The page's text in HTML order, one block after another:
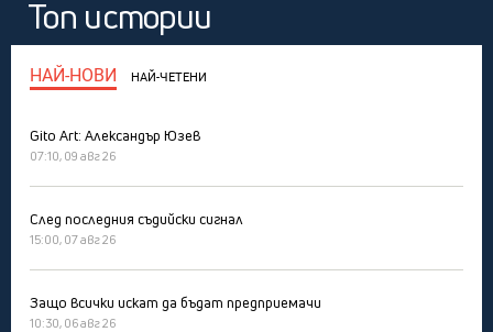
Топ истории
НАЙ-НОВИ НАЙ-ЧЕТЕНИ
Gito Art: Александър Юзев
07:10, 09 авг 26
След последния съдийски сигнал
15:00, 07 авг 26
Защо всички искат да бъдат предприемачи
10:30, 06 авг 26